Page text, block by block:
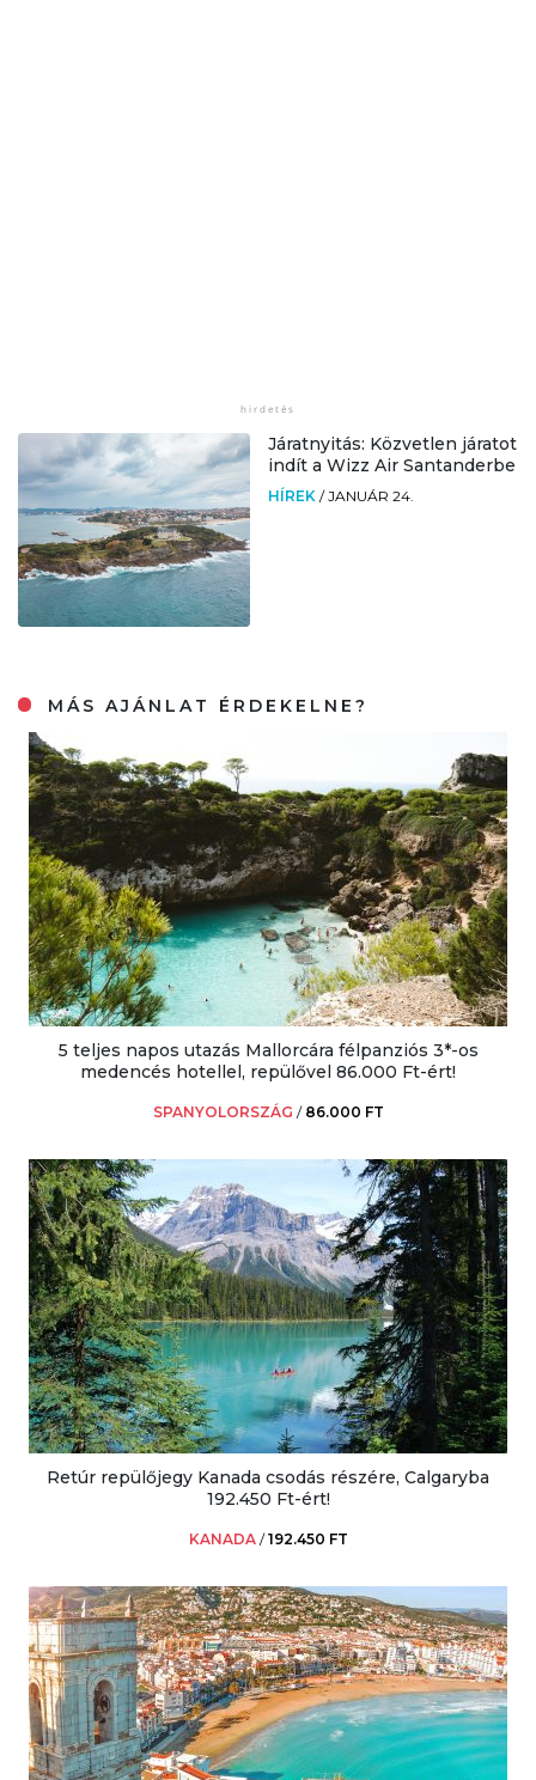
Járatnyitás: Közvetlen járatot
indít a Wizz Air Santanderbe
HÍREK /JANUÁR 24.
MÁS AJÁNLAT ÉRDEKELNE?
5 teljes napos utazás Mallorcára félpanziós 3*-os
medencés hotellel, repülővel 86.000 Ft-ért!
SPANYOLORSZÁG / 86.000 FT
Retúr repülőjegy Kanada csodás részére, Calgaryba
192.450 Ft-ért!
KANADA /192.450 FT